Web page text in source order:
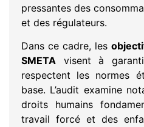
pressantes des
et des régulateurs.
Dans ce cadre, les
SMETA visent à
respectent les normes
base. L’audit examine
droits humains
travail forcé et des